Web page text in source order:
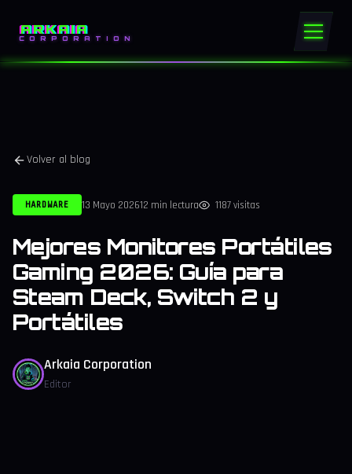
ARKAIA
CORPORATION
Volver al blog
HARDWARE 13 Mayo 202612 min lectura 1187 visitas
Mejores Monitores Portátiles
Gaming 2026: Guía para
Steam Deck, Switch 2 y
Portátiles
Arkaia Corporation
Editor